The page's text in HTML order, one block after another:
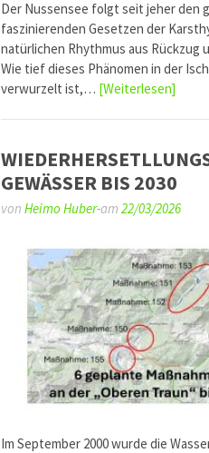
Der Nussensee folgt seit jeher den
faszinierenden Gesetzen der
natürlichen Rhythmus aus Rückzug
Wie tief dieses Phänomen in der
verwurzelt ist,… [Weiterlesen]
GEWÄSSER BIS 2030
von Heimo Huber-am 22/03/2026
Im September 2000 wurde die